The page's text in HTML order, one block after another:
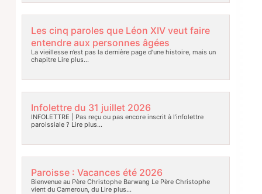
Les cinq paroles que Léon XIV veut faire
entendre aux personnes âgées
La vieillesse n’est pas la dernière page d’une histoire, mais un
chapitreLire plus…
Infolettre du 31 juillet 2026
INFOLETTRE | Pas reçu ou pas encore inscrit à l’infolettre
paroissiale ? Lire plus…
Paroisse : Vacances été 2026
Bienvenue au Père Christophe Barwang Le Père Christophe
vient du Cameroun, duLire plus…